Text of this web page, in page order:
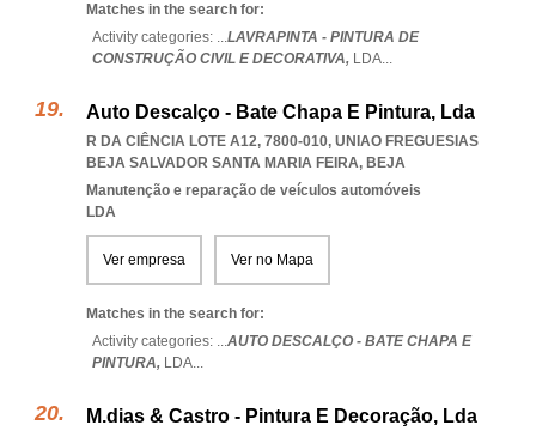
Matches in the search for:
Activity categories: ...LAVRAPINTA - PINTURA DE
CONSTRUÇÃO CIVIL E DECORATIVA, LDA...
Auto Descalço - Bate Chapa E Pintura, Lda
R DA CIÊNCIA LOTE A12, 7800-010, UNIAO FREGUESIAS
BEJA SALVADOR SANTA MARIA FEIRA, BEJA
Manutenção e reparação de veículos automóveis
LDA
Ver empresa Ver no Mapa
Matches in the search for:
Activity categories: ...AUTO DESCALÇO - BATE CHAPA E
PINTURA, LDA...
M.dias & Castro - Pintura E Decoração, Lda